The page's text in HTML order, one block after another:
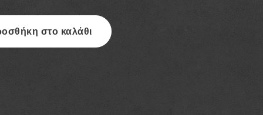
στο καλάθι